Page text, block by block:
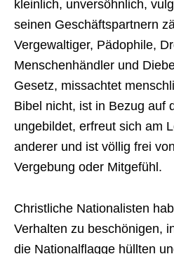
kleinlich, unversöhnlich,
seinen Geschäftspartnern
Vergewaltiger, Pädophile,
Menschenhändler und
Gesetz, missachtet
Bibel nicht, ist in Bezug auf
ungebildet, erfreut sich am
anderer und ist völlig frei
Vergebung oder Mitgefühl.
Christliche Nationalisten
Verhalten zu beschönigen,
die Nationalflagge hüllten